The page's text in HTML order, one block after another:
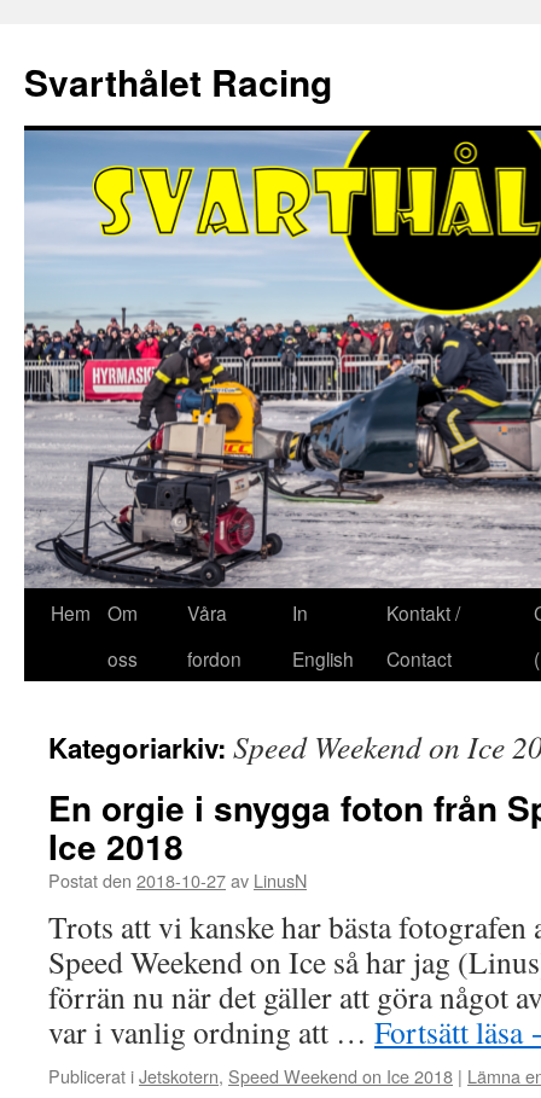
innehåll
Svarthålet Racing
Hem
Om
oss
Våra
fordon
In
English
Kontakt /
Contact
Kategoriarkiv: Speed Weekend on Ice
En orgie i snygga foton från
Ice 2018
Postat den 2018-10-27av LinusN
Trots att vi kanske har bästa fotografen
Speed Weekend on Ice så har jag
förrän nu när det gäller att göra något
var i vanlig ordning att … Fortsätt läsa
Publicerat iJetskotern, Speed Weekend on Ice 2018 | Lämna